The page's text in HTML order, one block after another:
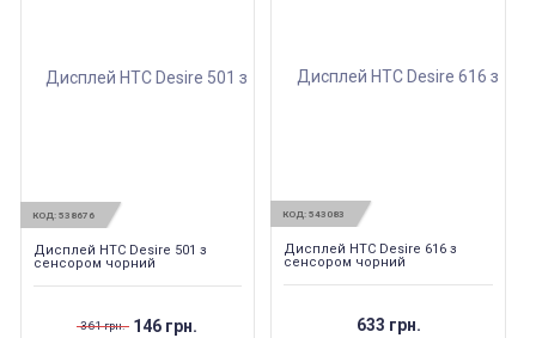
КОД: 538676
Дисплей HTC Desire 501 з
сенсором чорний
361 грн. 146 грн.
КОД: 543083
Дисплей HTC Desire 616 з
сенсором чорний
633 грн.